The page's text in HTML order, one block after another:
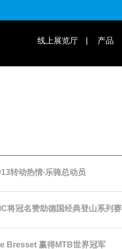
产品
线上展览厅适用车款
操作教学 | 知识库
转动热情‧乐骑总动员
将冠名赞助德国经典登山系列
Bresset 赢得MTB世界冠军